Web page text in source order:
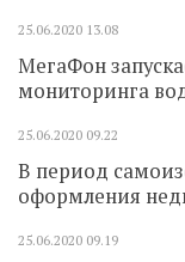
25.06.2020 13.08
МегаФон
мониторинга
25.06.2020 09.22
В период
оформления
25.06.2020 09.19